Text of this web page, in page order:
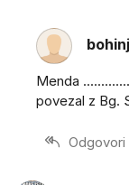
Menda
povezal z Bg.
Odgovori